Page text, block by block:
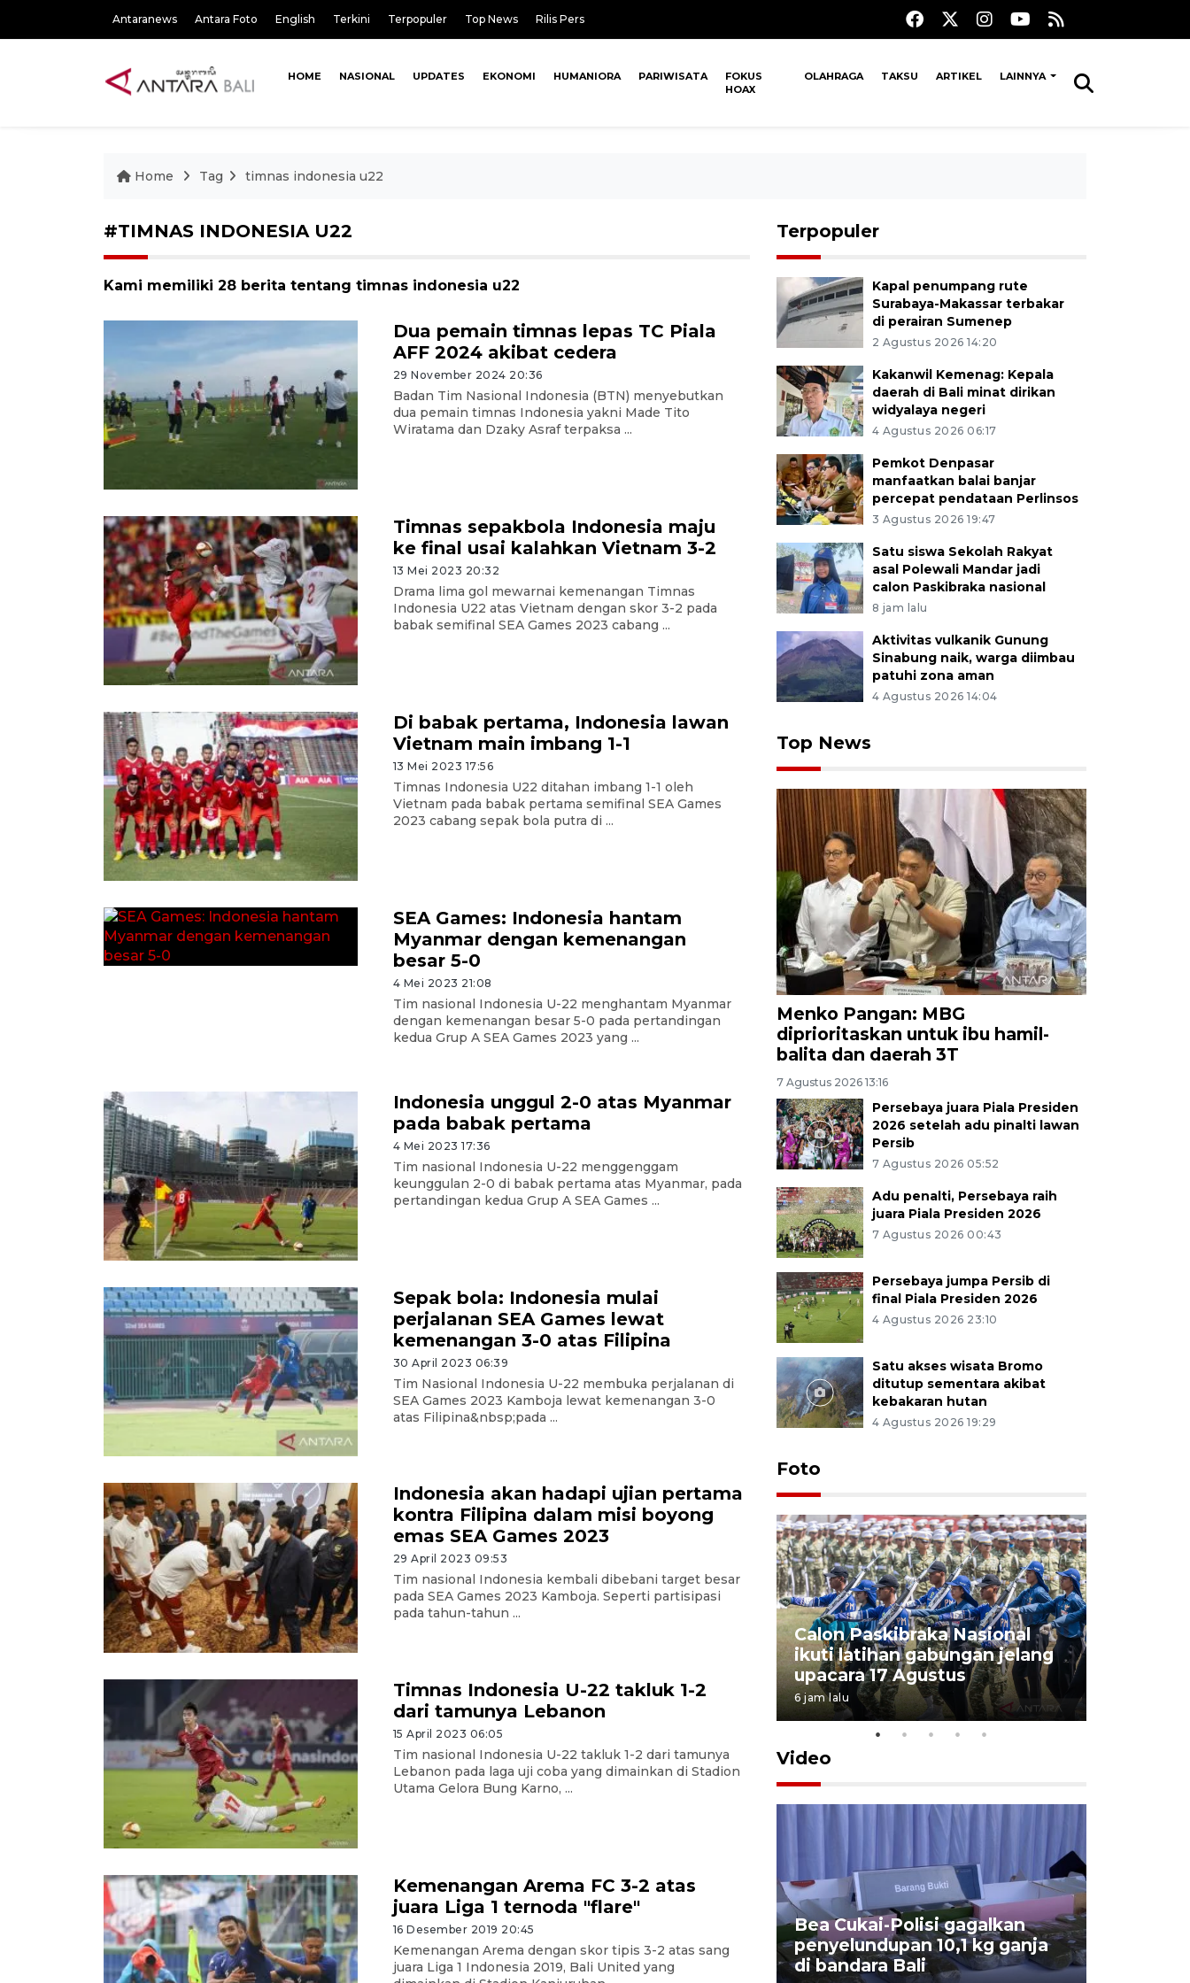
Antaranews Antara Foto English Terkini Terpopuler Top News Rilis Pers
HOME NASIONAL UPDATES EKONOMI HUMANIORA PARIWISATA
FOKUS
HOAX
OLAHRAGA TAKSU ARTIKEL LAINNYA
Home Tag timnas indonesia u22
#TIMNAS INDONESIA U22
Kami memiliki 28 berita tentang timnas indonesia u22
Dua pemain timnas lepas TC Piala
AFF 2024 akibat cedera
29 November 2024 20:36
Badan Tim Nasional Indonesia (BTN) menyebutkan
dua pemain timnas Indonesia yakni Made Tito
Wiratama dan Dzaky Asraf terpaksa ...
Timnas sepakbola Indonesia maju
ke final usai kalahkan Vietnam 3-2
13 Mei 2023 20:32
Drama lima gol mewarnai kemenangan Timnas
Indonesia U22 atas Vietnam dengan skor 3-2 pada
babak semifinal SEA Games 2023 cabang ...
Di babak pertama, Indonesia lawan
Vietnam main imbang 1-1
13 Mei 2023 17:56
Timnas Indonesia U22 ditahan imbang 1-1 oleh
Vietnam pada babak pertama semifinal SEA Games
2023 cabang sepak bola putra di ...
SEA Games: Indonesia hantam
Myanmar dengan kemenangan
besar 5-0
4 Mei 2023 21:08
Tim nasional Indonesia U-22 menghantam Myanmar
dengan kemenangan besar 5-0 pada pertandingan
kedua Grup A SEA Games 2023 yang ...
Indonesia unggul 2-0 atas Myanmar
pada babak pertama
4 Mei 2023 17:36
Tim nasional Indonesia U-22 menggenggam
keunggulan 2-0 di babak pertama atas Myanmar, pada
pertandingan kedua Grup A SEA Games ...
Sepak bola: Indonesia mulai
perjalanan SEA Games lewat
kemenangan 3-0 atas Filipina
30 April 2023 06:39
Tim Nasional Indonesia U-22 membuka perjalanan di
SEA Games 2023 Kamboja lewat kemenangan 3-0
atas Filipina&nbsp;pada ...
Indonesia akan hadapi ujian pertama
kontra Filipina dalam misi boyong
emas SEA Games 2023
29 April 2023 09:53
Tim nasional Indonesia kembali dibebani target besar
pada SEA Games 2023 Kamboja. Seperti partisipasi
pada tahun-tahun ...
Timnas Indonesia U-22 takluk 1-2
dari tamunya Lebanon
15 April 2023 06:05
Tim nasional Indonesia U-22 takluk 1-2 dari tamunya
Lebanon pada laga uji coba yang dimainkan di Stadion
Utama Gelora Bung Karno, ...
Kemenangan Arema FC 3-2 atas
juara Liga 1 ternoda "flare"
16 Desember 2019 20:45
Kemenangan Arema dengan skor tipis 3-2 atas sang
juara Liga 1 Indonesia 2019, Bali United yang
Terpopuler
Kapal penumpang rute
Surabaya-Makassar terbakar
di perairan Sumenep
2 Agustus 2026 14:20
Kakanwil Kemenag: Kepala
daerah di Bali minat dirikan
widyalaya negeri
4 Agustus 2026 06:17
Pemkot Denpasar
manfaatkan balai banjar
percepat pendataan Perlinsos
3 Agustus 2026 19:47
Satu siswa Sekolah Rakyat
asal Polewali Mandar jadi
calon Paskibraka nasional
8 jam lalu
Aktivitas vulkanik Gunung
Sinabung naik, warga diimbau
patuhi zona aman
4 Agustus 2026 14:04
Top News
Menko Pangan: MBG
diprioritaskan untuk ibu hamil-
balita dan daerah 3T
7 Agustus 2026 13:16
Persebaya juara Piala Presiden
2026 setelah adu pinalti lawan
Persib
7 Agustus 2026 05:52
Adu penalti, Persebaya raih
juara Piala Presiden 2026
7 Agustus 2026 00:43
Persebaya jumpa Persib di
final Piala Presiden 2026
4 Agustus 2026 23:10
Satu akses wisata Bromo
ditutup sementara akibat
kebakaran hutan
4 Agustus 2026 19:29
Foto
6 Agustus 2026 16:45
Calon Paskibraka Nasional
ikuti latihan gabungan jelang
upacara 17 Agustus
6 jam lalu
Video
Polisi tetapkan lima tersangka
pengeroyokan maling ayam di
Tabanan
Bea Cukai-Polisi gagalkan
penyelundupan 10,1 kg ganja
di bandara Bali